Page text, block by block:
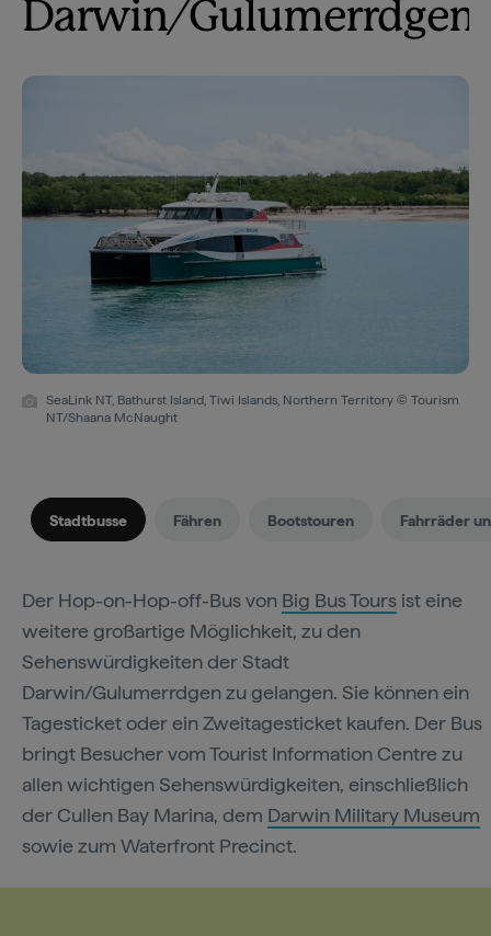
Darwin/Gulumerrdgen
SeaLink NT, Bathurst Island, Tiwi Islands, Northern Territory © Tourism
NT/Shaana McNaught
Stadtbusse Fähren Bootstouren Fahrräder
Der Hop-on-Hop-off-Bus von Big Bus Tours ist eine
weitere großartige Möglichkeit, zu den
Sehenswürdigkeiten der Stadt
Darwin/Gulumerrdgen zu gelangen. Sie können ein
Tagesticket oder ein Zweitagesticket kaufen. Der Bus
bringt Besucher vom Tourist Information Centre zu
allen wichtigen Sehenswürdigkeiten, einschließlich
der Cullen Bay Marina, dem Darwin Military Museum
sowie zum Waterfront Precinct.